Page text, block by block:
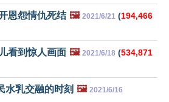
恩怨情仇死结 🖼️ 2021/6/21 (194,466
看到惊人画面 🖼️ 2021/6/18 (534,871
水乳交融的时刻 🖼️ 2021/6/16